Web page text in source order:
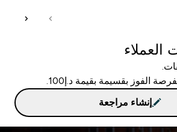
العملاء
الفوز بقسيمة بقيمة د.إ100.
إنشاء مراجعة